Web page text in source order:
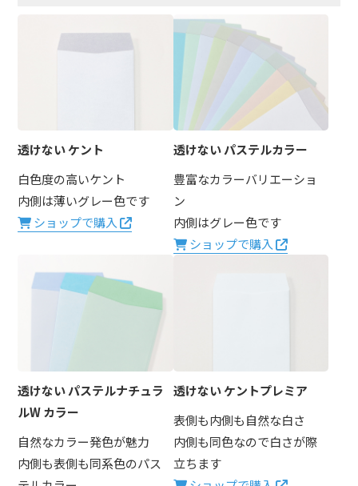
透けない ケント
白色度の高いケント
内側は薄いグレー色です
ショップで購入
透けない パステルカラー
豊富なカラーバリエーショ
ン
内側はグレー色です
ショップで購入
透けない パステルナチュラ
ルW カラー
自然なカラー発色が魅力
内側も表側も同系色のパス
透けない ケントプレミア
表側も内側も自然な白さ
内側も同色なので白さが際
立ちます